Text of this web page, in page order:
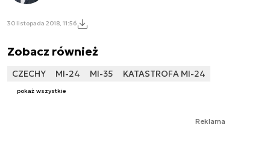
30 listopada 2018, 11:56
Zobacz również
CZECHY MI-24 MI-35 KATASTROFA MI-24
pokaż wszystkie
Reklama